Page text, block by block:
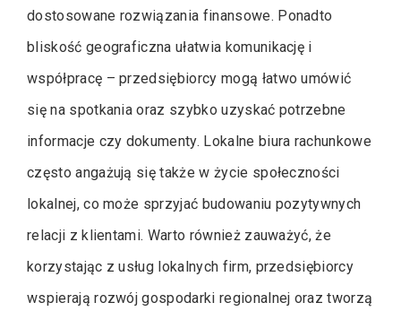
dostosowane rozwiązania finansowe. Ponadto
bliskość geograficzna ułatwia komunikację i
współpracę – przedsiębiorcy mogą łatwo umówić
się na spotkania oraz szybko uzyskać potrzebne
informacje czy dokumenty. Lokalne biura rachunkowe
często angażują się także w życie społeczności
lokalnej, co może sprzyjać budowaniu pozytywnych
relacji z klientami. Warto również zauważyć, że
korzystając z usług lokalnych firm, przedsiębiorcy
wspierają rozwój gospodarki regionalnej oraz tworzą